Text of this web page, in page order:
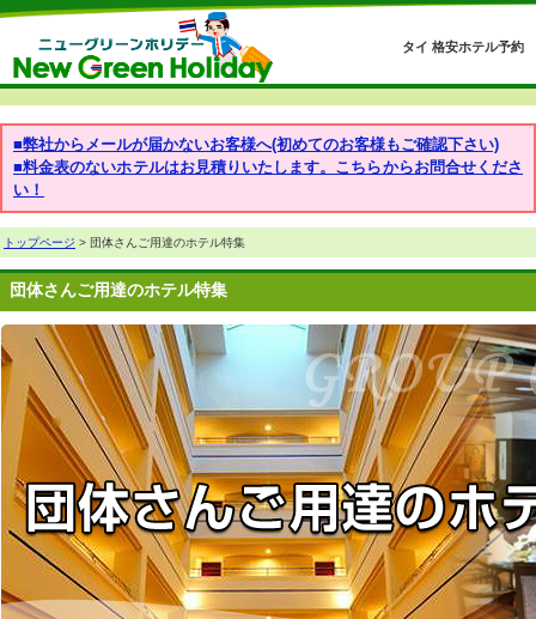
タイ 格安ホテル予約
■弊社からメールが届かないお客様へ(初めてのお客様もご確認下さい)
■料金表のないホテルはお見積りいたします。こちらからお問合せくださ
い！
トップページ > 団体さんご用達のホテル特集
団体さんご用達のホテル特集